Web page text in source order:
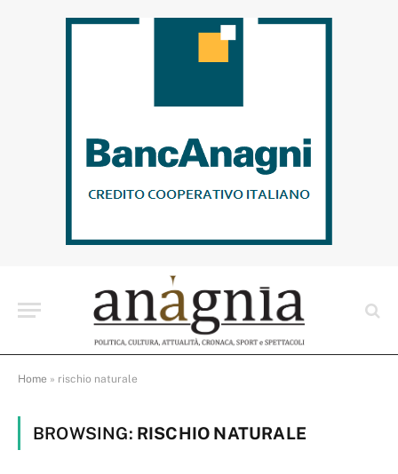
Home » rischio naturale
BROWSING: RISCHIO NATURALE